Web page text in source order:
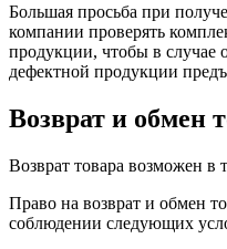
Большая просьба при
компании проверять
продукции, чтобы в случае
дефектной продукции
Возврат и обмен
Возврат товара возможен в
Право на возврат и обмен
соблюдении следующих